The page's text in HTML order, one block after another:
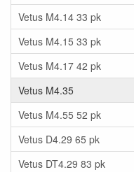
Vetus M4.14 33 pk
Vetus M4.15 33 pk
Vetus M4.17 42 pk
Vetus M4.35
Vetus M4.55 52 pk
Vetus D4.29 65 pk
Vetus DT4.29 83 pk